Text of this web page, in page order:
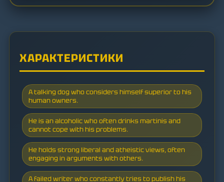
ХАРАКТЕРИСТИКИ
A talking dog who considers himself superior to his
human owners.
He is an alcoholic who often drinks martinis and
cannot cope with his problems.
He holds strong liberal and atheistic views, often
engaging in arguments with others.
A failed writer who constantly tries to publish his